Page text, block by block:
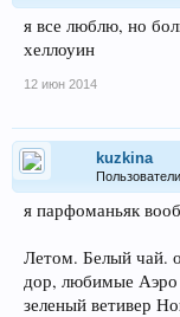
я все люблю, но
хеллоуин
12 июн 2014
kuzkina
Пользователи
я парфоманьяк
Летом. Белый чай.
дор, любимые Аэро
зеленый ветивер